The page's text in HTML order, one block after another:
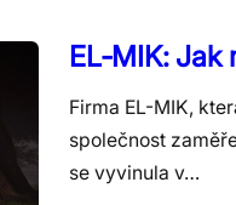
EL-MIK: Jak
Firma EL-MIK,
společnost
se vyvinula v…